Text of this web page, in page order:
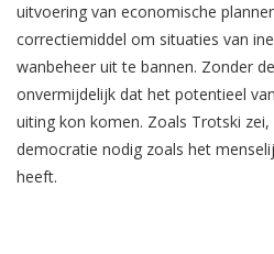
uitvoering van economische
correctiemiddel om situaties van
wanbeheer uit te bannen. Zonder
onvermijdelijk dat het potentieel
uiting kon komen. Zoals Trotski
democratie nodig zoals het
heeft.